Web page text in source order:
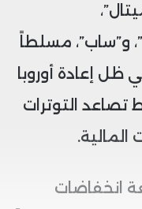
و”هينسولدت”، و”Leonardo”، و”ساب”، مسلطاً
ظل إعادة أوروبا
تصاعد التوترات
المالية.
انخفاضات